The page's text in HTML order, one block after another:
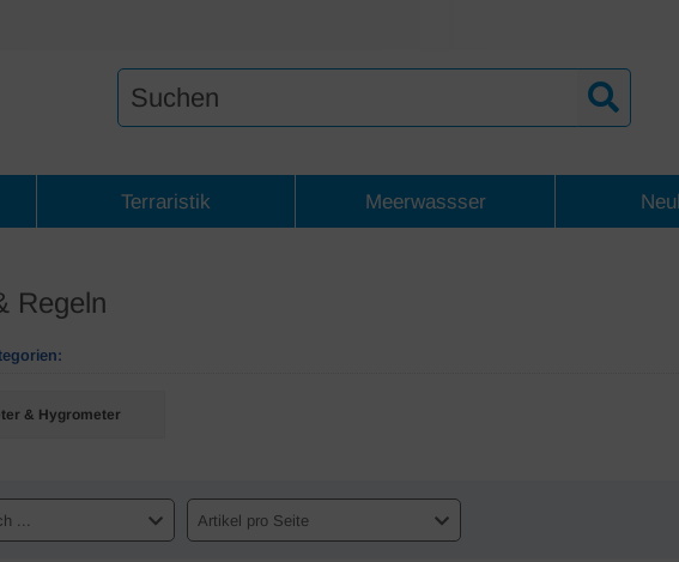
Terraristik Meerwassser
Regeln
& Hygrometer
... Artikel pro Seite